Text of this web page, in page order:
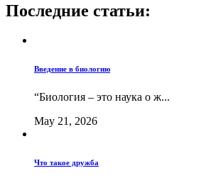
Последние статьи:
Введение в биологию
“Биология – это наука о ж...
May 21, 2026
Что такое дружба